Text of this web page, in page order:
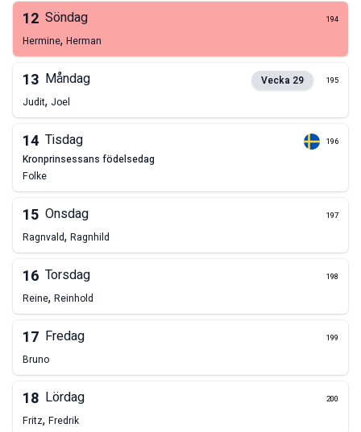
12 Söndag 194
Hermine, Herman
13 Måndag Vecka 29 195
Judit, Joel
14 Tisdag 196
kronprinsessans födelsedag
Folke
15 Onsdag 197
Ragnvald, Ragnhild
16 Torsdag 198
Reine, Reinhold
17 Fredag 199
Bruno
18 Lördag 200
Fritz, Fredrik